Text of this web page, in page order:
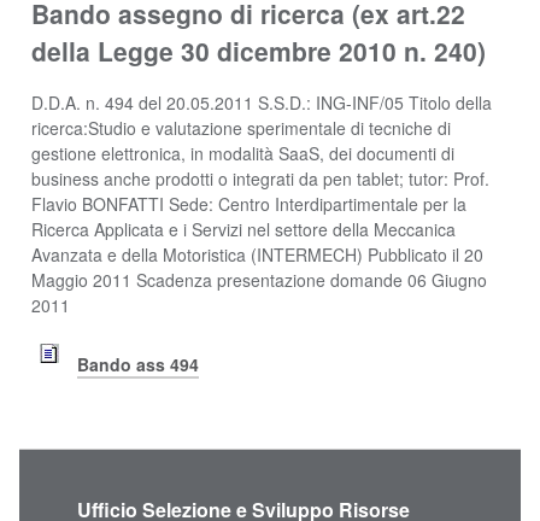
Bando assegno di ricerca (ex art.22
della Legge 30 dicembre 2010 n. 240)
D.D.A. n. 494 del 20.05.2011 S.S.D.: ING-INF/05 Titolo della
ricerca:Studio e valutazione sperimentale di tecniche di
gestione elettronica, in modalità SaaS, dei documenti di
business anche prodotti o integrati da pen tablet; tutor: Prof.
Flavio BONFATTI Sede: Centro Interdipartimentale per la
Ricerca Applicata e i Servizi nel settore della Meccanica
Avanzata e della Motoristica (INTERMECH) Pubblicato il 20
Maggio 2011 Scadenza presentazione domande 06 Giugno
2011
Bando ass 494
Ufficio Selezione e Sviluppo Risorse